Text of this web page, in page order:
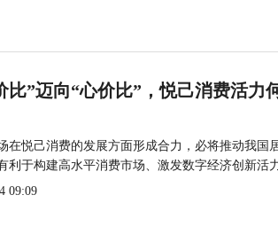
比”迈向“心价比”，悦己消费活力
在悦己消费的发展方面形成合力，必将推动我国
利于构建高水平消费市场、激发数字经济创新活力
09:09